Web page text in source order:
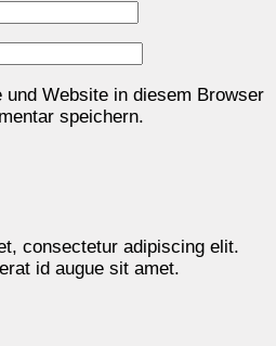
Website in diesem Browser
speichern.
consectetur adipiscing elit.
id augue sit amet.